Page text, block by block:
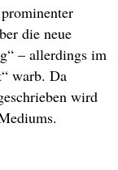
die neue
– allerdings im
warb. Da
wird